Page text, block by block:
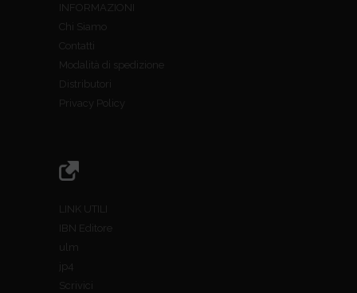
INFORMAZIONI
Chi Siamo
Contatti
Modalità di spedizione
Distributori
Privacy Policy
LINK UTILI
IBN Editore
ulm
jp4
Scrivici